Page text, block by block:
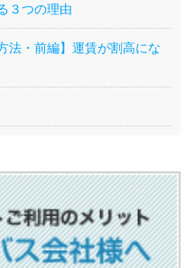
３つの理由
法・前編】運賃が割高にな